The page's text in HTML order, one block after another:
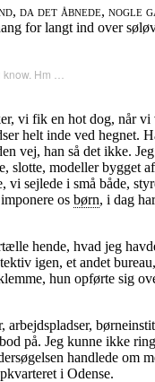
da det åbnede, nogle
for langt ind over
Hm …
vi fik en hot dog, når
helt inde ved hegnet.
vej, han så det ikke.
slotte, modeller bygget
sejlede i små både,
os børn, i dag
hende, hvad jeg
igen, et andet
hun opførte sig
på. Jeg kunne ikke
handlede om
i Odense.